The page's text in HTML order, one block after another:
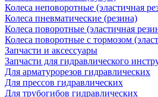
Колеса неповоротные (эластичная
Колеса пневматические (резина)
Колеса поворотные (эластичная
Колеса поворотные c тормозом
Запчасти и аксессуары
Запчасти для гидравлического
Для арматурорезов гидравлических
Для прессов гидравлических
Для трубогибов гидравлических